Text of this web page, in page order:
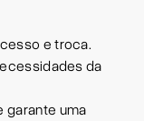
e troca.
da
garante uma